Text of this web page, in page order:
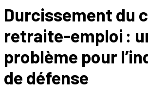
Durcissement du
retraite-emploi :
problème pour
de défense